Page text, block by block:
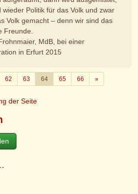
wieder Politik für das Volk und zwar
Volk gemacht – denn wir sind das
Freunde.
MdB, bei einer
in Erfurt 2015
62 63 64 65 66 »Weiter
der Seite